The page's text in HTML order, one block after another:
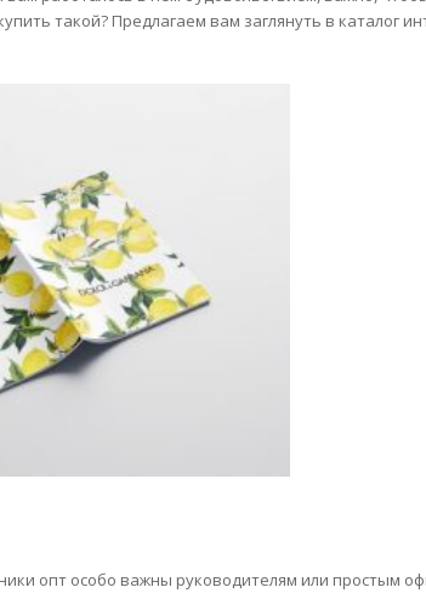
такой? Предлагаем вам заглянуть в каталог
опт особо важны руководителям или простым